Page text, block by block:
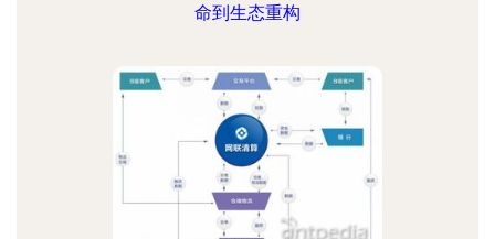
命到生态重构